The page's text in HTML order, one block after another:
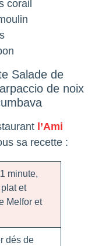
corail
Salade de
de noix
l’Ami
sa recette :
minute,
et
Melfor et
dés de